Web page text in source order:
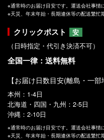
※通常時のお届け目安です。運送会社事情
※天災、年末年始・長期連休等の配送繁忙
クリックポスト
安
（日時指定・代引き決済不可）
全国一律：送料無料
【お届け日数目安(離島・一部
本州：1-4日
北海道・四国・九州：2-5日
沖縄：2-10日
※通常時のお届け目安です。運送会社事情
※天災、年末年始・長期連休等の配送繁忙